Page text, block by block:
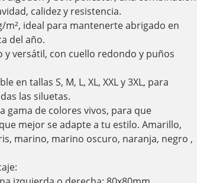
calidez y resistencia.
m², ideal para mantenerte abrigado en
del año.
y versátil, con cuello redondo y puños
en tallas S, M, L, XL, XXL y 3XL, para
las siluetas.
gama de colores vivos, para que
mejor se adapte a tu estilo. Amarillo,
marino, marino oscuro, naranja, negro ,